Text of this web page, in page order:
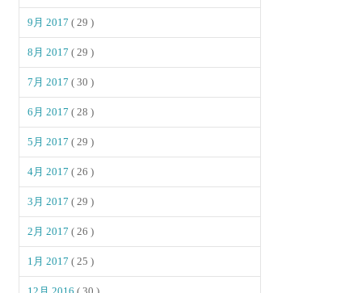
9月 2017( 29 )
8月 2017( 29 )
7月 2017( 30 )
6月 2017( 28 )
5月 2017( 29 )
4月 2017( 26 )
3月 2017( 29 )
2月 2017( 26 )
1月 2017( 25 )